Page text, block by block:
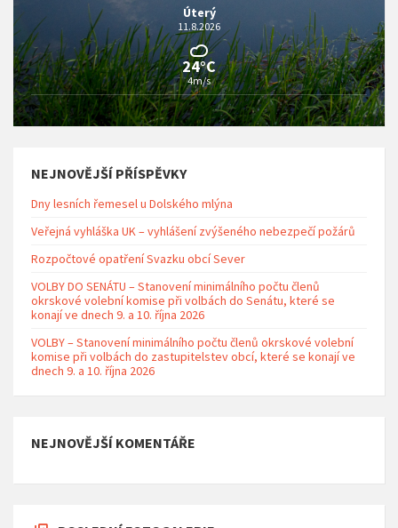
Úterý
11.8.2026
24°C
4m/s
NEJNOVĚJŠÍ PŘÍSPĚVKY
Dny lesních řemesel u Dolského mlýna
Veřejná vyhláška UK – vyhlášení zvýšeného nebezpečí požárů
Rozpočtové opatření Svazku obcí Sever
VOLBY DO SENÁTU – Stanovení minimálního počtu členů
okrskové volební komise při volbách do Senátu, které se
konají ve dnech 9. a 10. října 2026
VOLBY – Stanovení minimálního počtu členů okrskové volební
komise při volbách do zastupitelstev obcí, které se konají ve
dnech 9. a 10. října 2026
NEJNOVĚJŠÍ KOMENTÁŘE